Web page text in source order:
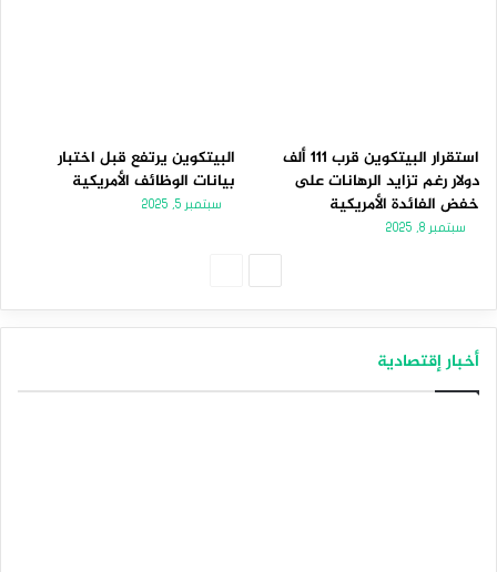
استقرار البيتكوين قرب 111 ألف
دولار رغم تزايد الرهانات على
خفض الفائدة الأمريكية
سبتمبر 8, 2025
البيتكوين يرتفع قبل اختبار
بيانات الوظائف الأمريكية
سبتمبر 5, 2025
أخبار إقتصادية